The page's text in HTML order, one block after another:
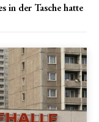
in der Tasche hatte